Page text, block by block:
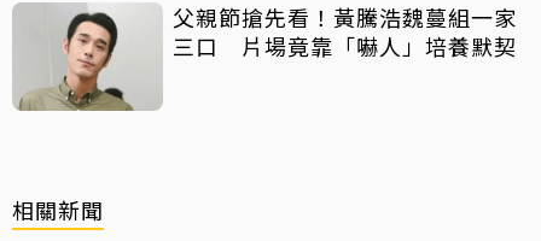
父親節搶先看！黃騰浩魏蔓組一家
三口 片場竟靠「嚇人」培養默契
相關新聞